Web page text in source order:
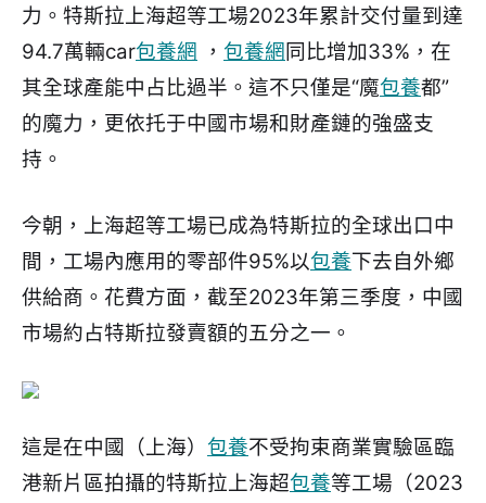
力。特斯拉上海超等工場2023年累計交付量到達
94.7萬輛car包養網 ， 包養網 同比增加33%，在
其全球產能中占比過半。這不只僅是“魔包養都”
的魔力，更依托于中國市場和財產鏈的強盛支
持。
今朝，上海超等工場已成為特斯拉的全球出口中
間，工場內應用的零部件95%以包養下去自外鄉
供給商。花費方面，截至2023年第三季度，中國
市場約占特斯拉發賣額的五分之一。
這是在中國（上海） 包養不受拘束商業實驗區臨
港新片區拍攝的特斯拉上海超包養等工場（2023